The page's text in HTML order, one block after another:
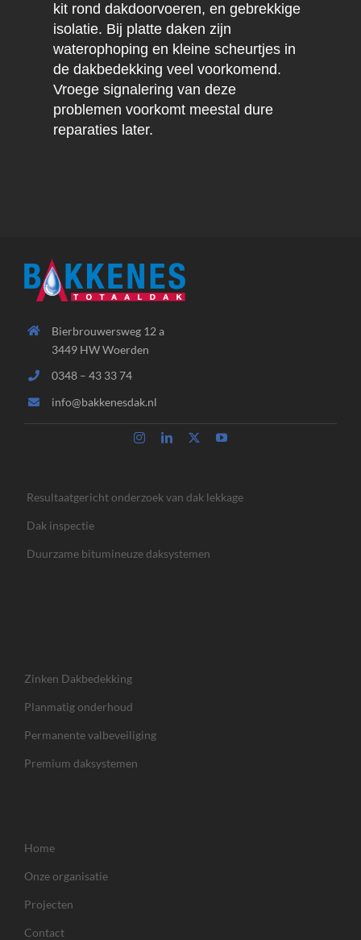
kit rond dakdoorvoeren, en gebrekkige
isolatie. Bij platte daken zijn
waterophoping en kleine scheurtjes in
de dakbedekking veel voorkomend.
Vroege signalering van deze
problemen voorkomt meestal dure
reparaties later.
Bierbrouwersweg 12 a
3449 HW Woerden
0348 – 43 33 74
info@bakkenesdak.nl
Resultaatgericht onderzoek van dak lekkage
Dak inspectie
Duurzame bitumineuze daksystemen
Zinken Dakbedekking
Planmatig onderhoud
Permanente valbeveiliging
Premium daksystemen
Home
Onze organisatie
Projecten
Contact